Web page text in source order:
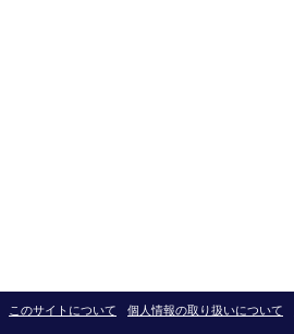
このサイトについて 個人情報の取り扱いについて